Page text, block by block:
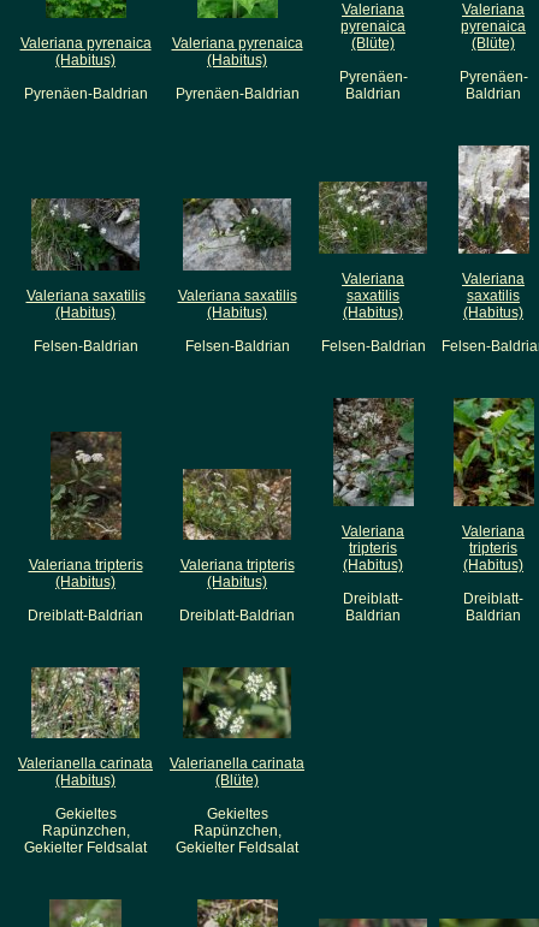
Valeriana pyrenaica
(Habitus)
Pyrenäen-Baldrian
Valeriana pyrenaica
(Habitus)
Pyrenäen-Baldrian
Valeriana
pyrenaica
(Blüte)
Pyrenäen-
Baldrian
Valeriana
pyrenaica
(Blüte)
Pyrenäen-
Baldrian
Valeriana saxatilis
(Habitus)
Felsen-Baldrian
Valeriana saxatilis
(Habitus)
Felsen-Baldrian
Valeriana
saxatilis
(Habitus)
Felsen-Baldrian
Valeriana
saxatilis
(Habitus)
Felsen-
Valeriana tripteris
(Habitus)
Dreiblatt-Baldrian
Valeriana tripteris
(Habitus)
Dreiblatt-Baldrian
Valeriana
tripteris
(Habitus)
Dreiblatt-
Baldrian
Valeriana
tripteris
(Habitus)
Dreiblatt-
Baldrian
Valerianella carinata
(Habitus)
Gekieltes
Rapünzchen,
Gekielter Feldsalat
Valerianella carinata
(Blüte)
Gekieltes
Rapünzchen,
Gekielter Feldsalat